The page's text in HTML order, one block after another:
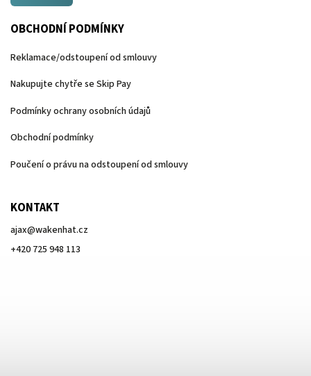
OBCHODNÍ PODMÍNKY
Reklamace/odstoupení od smlouvy
Nakupujte chytře se Skip Pay
Podmínky ochrany osobních údajů
Obchodní podmínky
Poučení o právu na odstoupení od smlouvy
KONTAKT
ajax@wakenhat.cz
+420 725 948 113